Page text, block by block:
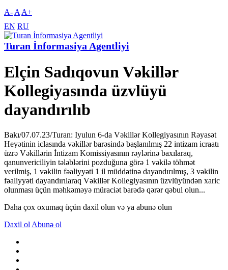
A- A A+
EN RU
Turan İnformasiya Agentliyi
Elçin Sadıqovun Vəkillər
Kollegiyasında üzvlüyü
dayandırılıb
Bakı/07.07.23/Turan: Iyulun 6-da Vəkillər Kollegiyasının Rəyasət
Heyətinin iclasında vəkillər barəsində başlanılmış 22 intizam icraatı
üzrə Vəkillərin İntizam Komissiyasının rəylərinə baxılaraq,
qanunvericiliyin tələblərini pozduğuna görə 1 vəkilə töhmət
verilmiş, 1 vəkilin fəaliyyəti 1 il müddətinə dayandırılmış, 3 vəkilin
fəaliyyəti dayandırılaraq Vəkillər Kollegiyasının üzvlüyündən xaric
olunması üçün məhkəməyə müraciət barədə qərər qəbul olun...
Daha çox oxumaq üçün daxil olun və ya abunə olun
Daxil ol Abunə ol